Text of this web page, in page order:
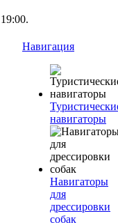
Навигация
навигаторы
Навигаторы
для
дрессировки
собак